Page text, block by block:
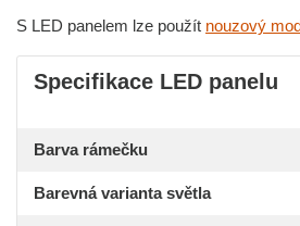
S LED panelem lze použít nouzový
Specifikace LED panelu
Barva rámečku
Barevná varianta světla